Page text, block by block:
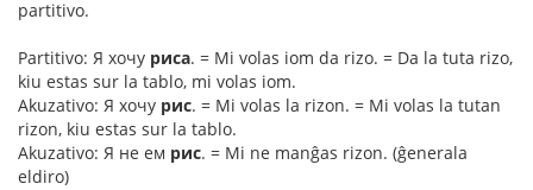
partitivo.
Partitivo: Я хочу риса. = Mi volas iom da rizo. = Da la tuta rizo,
kiu estas sur la tablo, mi volas iom.
Akuzativo: Я хочу рис. = Mi volas la rizon. = Mi volas la tutan
rizon, kiu estas sur la tablo.
Akuzativo: Я не ем рис. = Mi ne manĝas rizon. (ĝenerala
eldiro)